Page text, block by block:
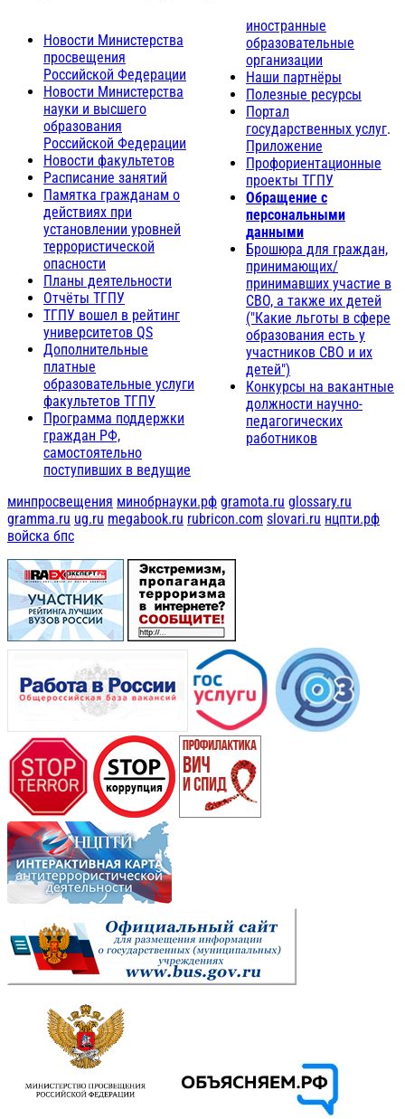
Новости Министерства
просвещения
Российской Федерации
Новости Министерства
науки и высшего
образования
Российской Федерации
Новости факультетов
Расписание занятий
Памятка гражданам о
действиях при
установлении уровней
террористической
опасности
Планы деятельности
Отчёты ТГПУ
ТГПУ вошел в рейтинг
университетов QS
Дополнительные
платные
образовательные услуги
факультетов ТГПУ
Программа поддержки
граждан РФ,
самостоятельно
поступивших в ведущие
иностранные
образовательные
организации
Наши партнёры
Полезные ресурсы
Портал
государственных услуг.
Приложение
Профориентационные
проекты ТГПУ
Обращение с
персональными
данными
Брошюра для граждан,
принимающих/
принимавших участие в
СВО, а также их детей
("Какие льготы в сфере
образования есть у
участников СВО и их
детей")
Конкурсы на вакантные
должности научно-
педагогических
работников
минпросвещения минобрнауки.рф gramota.ru glossary.ru
gramma.ru ug.ru megabook.ru rubricon.com slovari.ru нцпти.рф
войска бпс